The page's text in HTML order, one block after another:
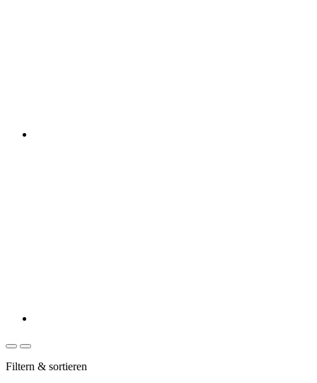
Filtern & sortieren